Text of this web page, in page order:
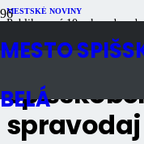
MESTO
BELÁ
MESTSKÉ NOVINY
Publikované10 rokov dozadu
spravodaj